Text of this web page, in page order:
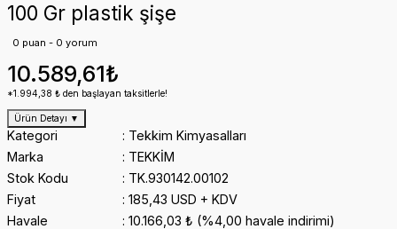
100 Gr plastik şişe
0 puan - 0 yorum
10.589,61₺
*1.994,38 ₺ den başlayan taksitlerle!
Ürün Detayı ▼
Kategori
Tekkim Kimyasalları
Marka
TEKKİM
Stok Kodu
TK.930142.00102
Fiyat
185,43 USD + KDV
Havale
10.166,03 ₺ (%4,00 havale indirimi)